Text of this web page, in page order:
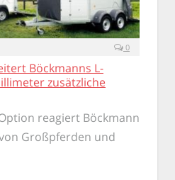
0
Böckmanns L-
zusätzliche
reagiert Böckmann
Großpferden und